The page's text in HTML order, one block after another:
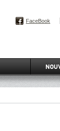
FaceBook